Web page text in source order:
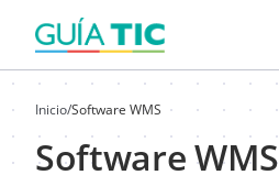
Inicio/Software WMS
Software WMS